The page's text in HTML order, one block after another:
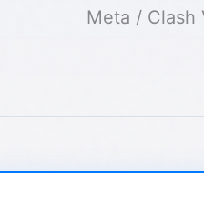
Meta / Clash